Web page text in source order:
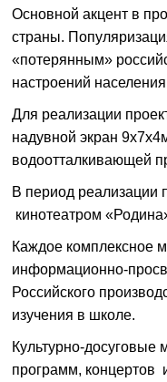
Основной акцент в
страны.
«потерянным»
настроений
Для реализации
надувной экран
водоотталкивающей
В период реализации
кинотеатром
Каждое комплексное
информационно-
Российского
изучения в школе.
Культурно-досуговые
программ, концертов